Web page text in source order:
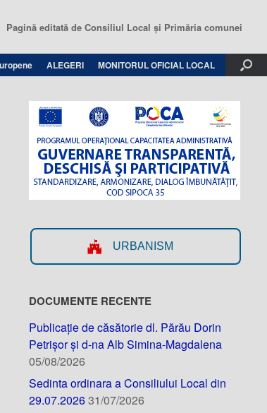
Pagină editată de Consiliul Local şi Primăria comunei
ALEGERI MONITORUL OFICIAL LOCAL
URBANISM
DOCUMENTE RECENTE
Publicație de căsătorie dl. Părău Dorin
Petrișor și d-na Alb Simina-Magdalena
05/08/2026
Sedinta ordinara a Consiliului Local din
29.07.202631/07/2026